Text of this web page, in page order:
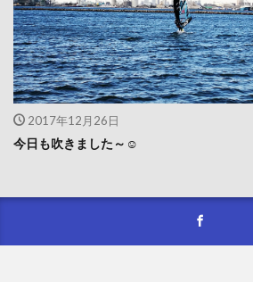
2017年12月26日
今日も吹きました～☺️